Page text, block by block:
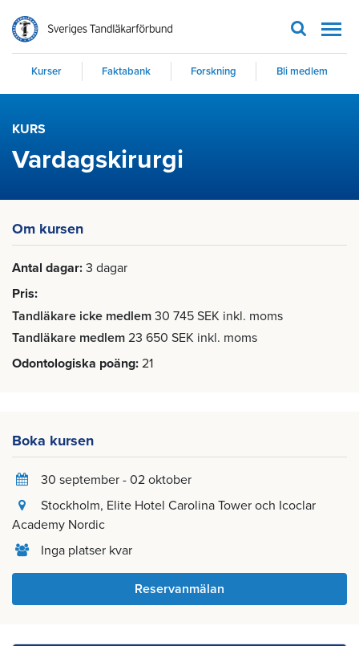
Kurser Faktabank Forskning Bli medlem
KURS
Vardagskirurgi
Om kursen
Antal dagar 3 dagar
Pris
Tandläkare icke medlem 30 745 SEK inkl. moms
Tandläkare medlem 23 650 SEK inkl. moms
Odontologiska poäng 21
Boka kursen
30 september - 02 oktober
Stockholm, Elite Hotel Carolina Tower och Icoclar
Academy Nordic
Inga platser kvar
Reservanmälan